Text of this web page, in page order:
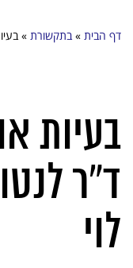
דף הבית »בתקשורת »
בעיות
ד”ר
לוי